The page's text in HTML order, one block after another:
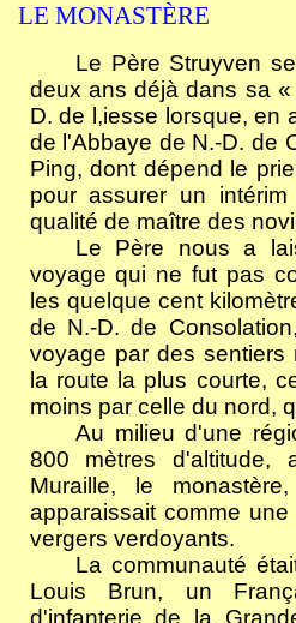
LE MONASTÈRE
Le Père Struyven
deux ans déjà dans sa
D. de l,iesse lorsque, en
de l'Abbaye de N.-D. de
Ping, dont dépend le
pour assurer un
qualité de maître des
Le Père nous a
voyage qui ne fut pas
les quelque cent
de N.-D. de
voyage par des sentiers
la route la plus courte,
moins par celle du nord,
Au milieu d'une
800 mètres d'altitude,
Muraille, le
apparaissait comme
vergers verdoyants.
La communauté
Louis Brun, un
d'infanterie de la